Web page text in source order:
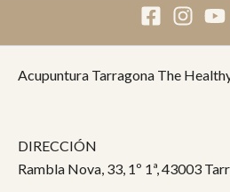
Acupuntura Tarragona The
DIRECCIÓN
Rambla Nova, 33, 1º 1ª, 43003